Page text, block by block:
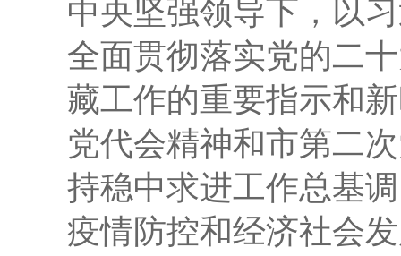
中央坚强领导下，以
全面贯彻落实党的二
藏工作的重要指示和
党代会精神和市第二
持稳中求进工作总基
疫情防控和经济社会